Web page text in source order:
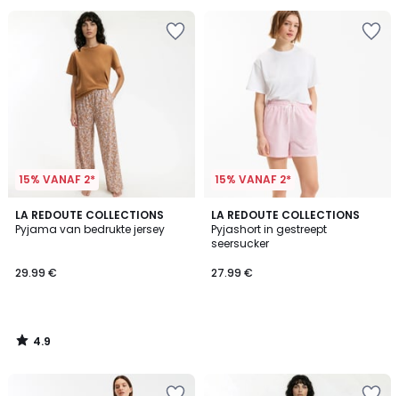
15% VANAF 2*
LA REDOUTE COLLECTIONS
Pyjama van bedrukte jersey
29.99 €
4.9
/ 5
4.9
/
15% VANAF 2*
LA REDOUTE COLLECTIONS
Pyjashort in gestreept
seersucker
27.99 €